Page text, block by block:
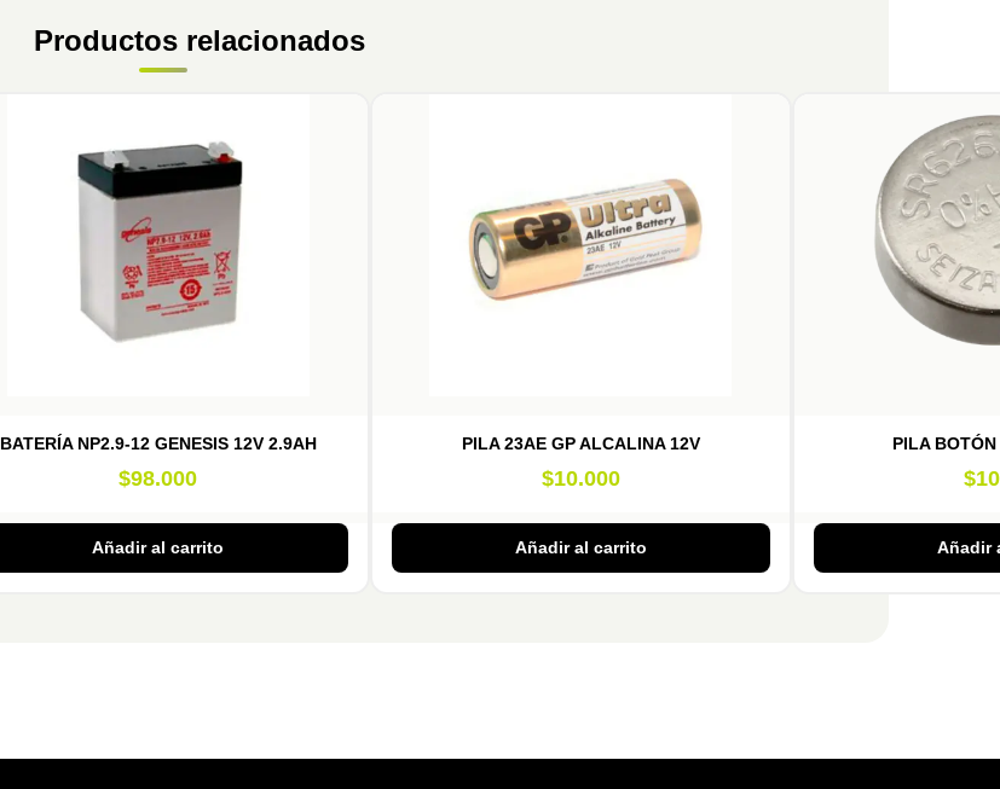
Productos relacionados
BATERÍA NP2.9-12 GENESIS 12V 2.9AH
$98.000
Añadir al carrito
PILA 23AE GP ALCALINA 12V
$10.000
Añadir al carrito
PILA
$
Añadir